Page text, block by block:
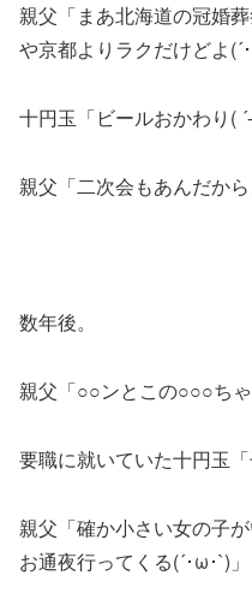
親父「まあ北海道の冠婚
や京都よりラクだけどよ(´･
十円玉「ビールおかわり( ´-
親父「二次会もあんだか
数年後。
親父「○○ンとこの○○○ちゃ
要職に就いていた十円玉「
親父「確か小さい女の子
お通夜行ってくる(´･ω･`)」